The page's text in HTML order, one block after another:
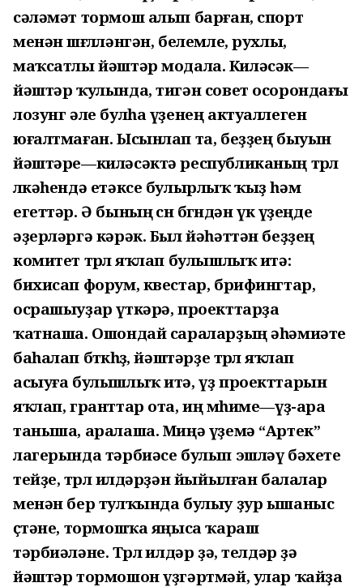
сәләмәт тормош алып барған, спорт
менән шөғөлләнгән, белемле, рухлы,
маҡсатлы йәштәр модала. Киләсәк—
йәштәр ҡулында, тигән совет осорондағы
лозунг әле булһа үҙенең актуаллеген
юғалтмаған. Ысынлап та, беҙҙең быуын
йәштәре—киләсәктә республиканың төрлө
өлкәһендә етәксе булырлыҡ ҡыҙ һәм
егеттәр. Ә бының өсөн бөгөндән үк үҙеңде
әҙерләргә кәрәк. Был йәһәттән беҙҙең
комитет төрлө яҡлап булышлыҡ итә:
бихисап форум, квестар, брифингтар,
осрашыуҙар үткәрә, проекттарҙа
ҡатнаша. Ошондай сараларҙың әһәмиәте
баһалап бөткөһөҙ, йәштәрҙе төрлө яҡлап
асыуға булышлыҡ итә, үҙ проекттарын
яҡлап, гранттар ота, иң мөһиме—үҙ-ара
таныша, аралаша. Миңә үҙемә “Артек”
лагерында тәрбиәсе булып эшләү бәхете
тейҙе, төрлө илдәрҙән йыйылған балалар
менән бер тулҡында булыу ҙур ышаныс
өҫтәне, тормошҡа яңыса ҡараш
тәрбиәләне. Төрлө илдәр ҙә, телдәр ҙә
йәштәр тормошон үҙгәртмәй, улар ҡайҙа